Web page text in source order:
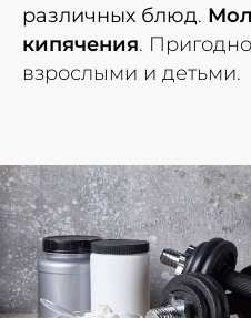
различных блюд.
кипячения.
взрослыми и детьми.